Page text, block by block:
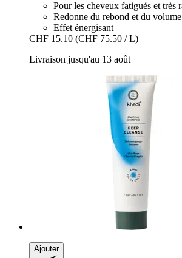
Pour les cheveux fatigués et très
Redonne du rebond et du volume
Effet énergisant
CHF 15.10 (CHF 75.50 / L)
Livraison jusqu'au 13 août
Ajouter